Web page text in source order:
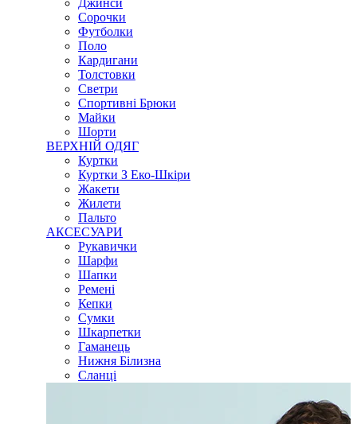
Джинси
Сорочки
Футболки
Поло
Кардигани
Толстовки
Светри
Спортивні Брюки
Майки
Шорти
ВЕРХНІЙ ОДЯГ
Куртки
Куртки З Еко-Шкіри
Жакети
Жилети
Пальто
АКСЕСУАРИ
Рукавички
Шарфи
Шапки
Ремені
Кепки
Сумки
Шкарпетки
Гаманець
Нижня Білизна
Сланці